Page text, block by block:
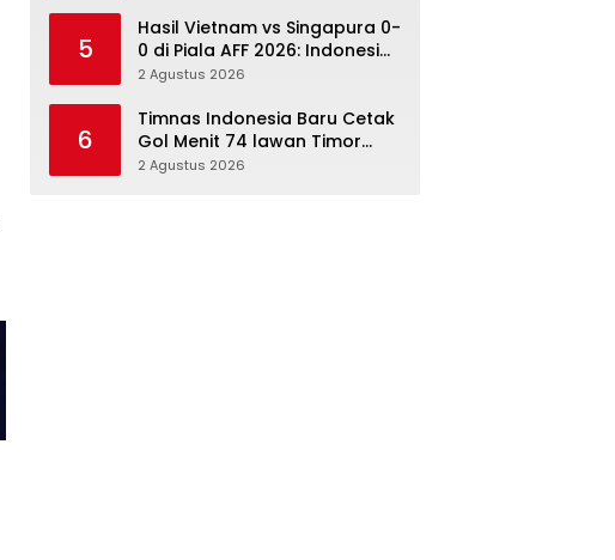
5
Hasil Vietnam vs Singapura 0-
0 di Piala AFF 2026: Indonesia
Kini Punya Jalan Terbuka
2 Agustus 2026
6
Timnas Indonesia Baru Cetak
Gol Menit 74 lawan Timor
Leste: Sabar, Rotasi, lalu
2 Agustus 2026